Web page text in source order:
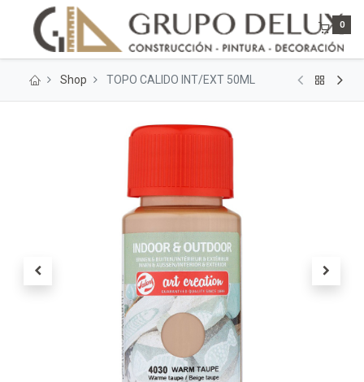
0
Shop TOPO CALIDO INT/EXT 50ML